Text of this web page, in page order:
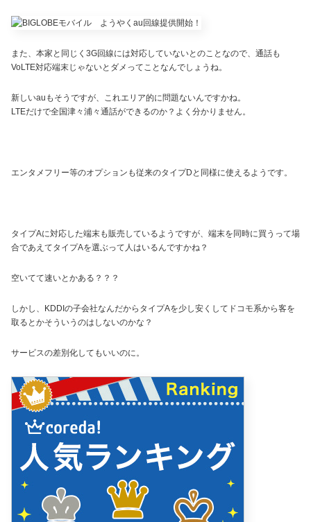
また、本家と同じく3G回線には対応していないとのことなので、通話も
VoLTE対応端末じゃないとダメってことなんでしょうね。
新しいauもそうですが、これエリア的に問題ないんですかね。
LTEだけで全国津々浦々通話ができるのか？よく分かりません。
エンタメフリー等のオプションも従来のタイプDと同様に使えるようです。
タイプAに対応した端末も販売しているようですが、端末を同時に買うって場
合であえてタイプAを選ぶって人はいるんですかね？
空いてて速いとかある？？？
しかし、KDDIの子会社なんだからタイプAを少し安くしてドコモ系から客を
取るとかそういうのはしないのかな？
サービスの差別化してもいいのに。